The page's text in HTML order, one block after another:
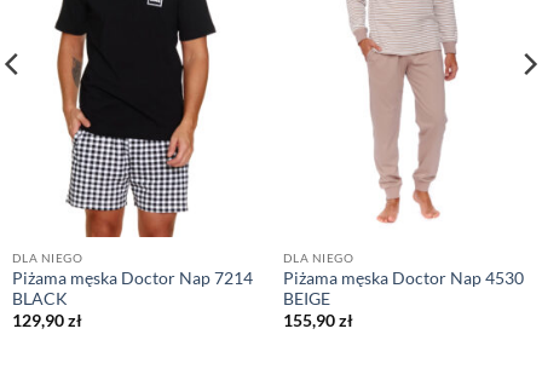
DLA NIEGO
Piżama męska Doctor Nap 7214
BLACK
129,90zł
DLA NIEGO
Piżama męska Doctor Nap 4530
BEIGE
155,90zł